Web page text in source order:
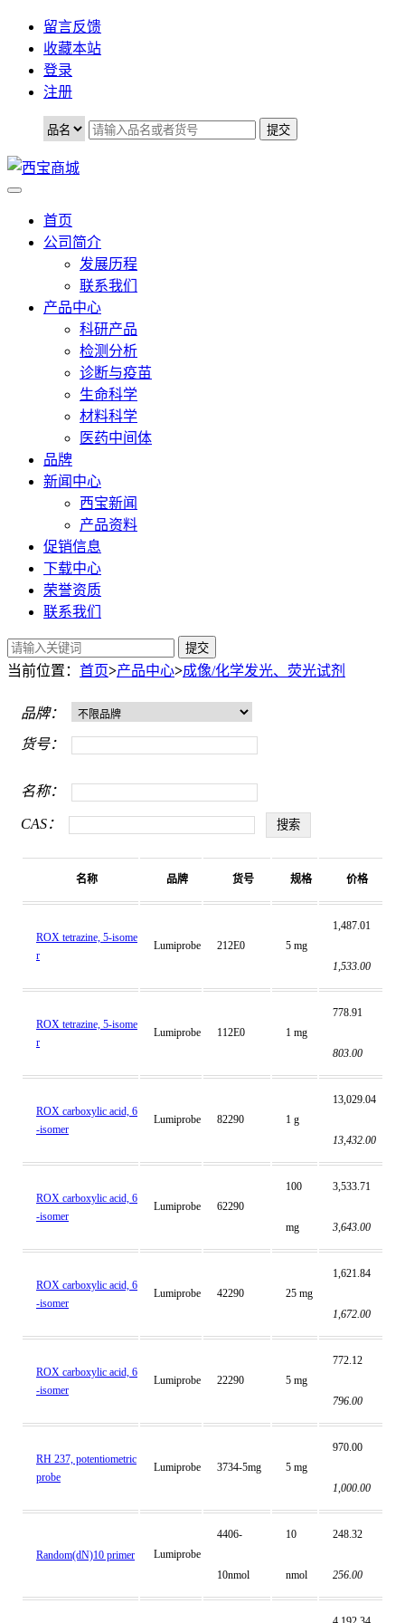
留言反馈
收藏本站
登录
注册
首页
公司简介
发展历程
联系我们
产品中心
科研产品
检测分析
诊断与疫苗
生命科学
材料科学
医药中间体
品牌
新闻中心
西宝新闻
产品资料
促销信息
下载中心
荣誉资质
联系我们
提交
当前位置： 首页>产品中心>成像/化学发光、荧光试剂
品牌：
货号：
名称：
CAS：
名称 品牌 货号 规格 价格
ROX tetrazine, 5-isome
r
Lumiprobe 212E0 5 mg
1,487.01
1,533.00
ROX tetrazine, 5-isome
r
Lumiprobe 112E0 1 mg
778.91
803.00
ROX carboxylic acid, 6
-isomer
Lumiprobe 82290 1 g
13,029.04
13,432.00
ROX carboxylic acid, 6
-isomer
Lumiprobe 62290
100
mg
3,533.71
3,643.00
ROX carboxylic acid, 6
-isomer
Lumiprobe 42290 25 mg
1,621.84
1,672.00
ROX carboxylic acid, 6
-isomer
Lumiprobe 22290 5 mg
772.12
796.00
RH 237, potentiometric
probe
Lumiprobe 3734-5mg 5 mg
970.00
1,000.00
Random(dN)10 primer Lumiprobe
4406-
10nmol
10
nmol
248.32
256.00